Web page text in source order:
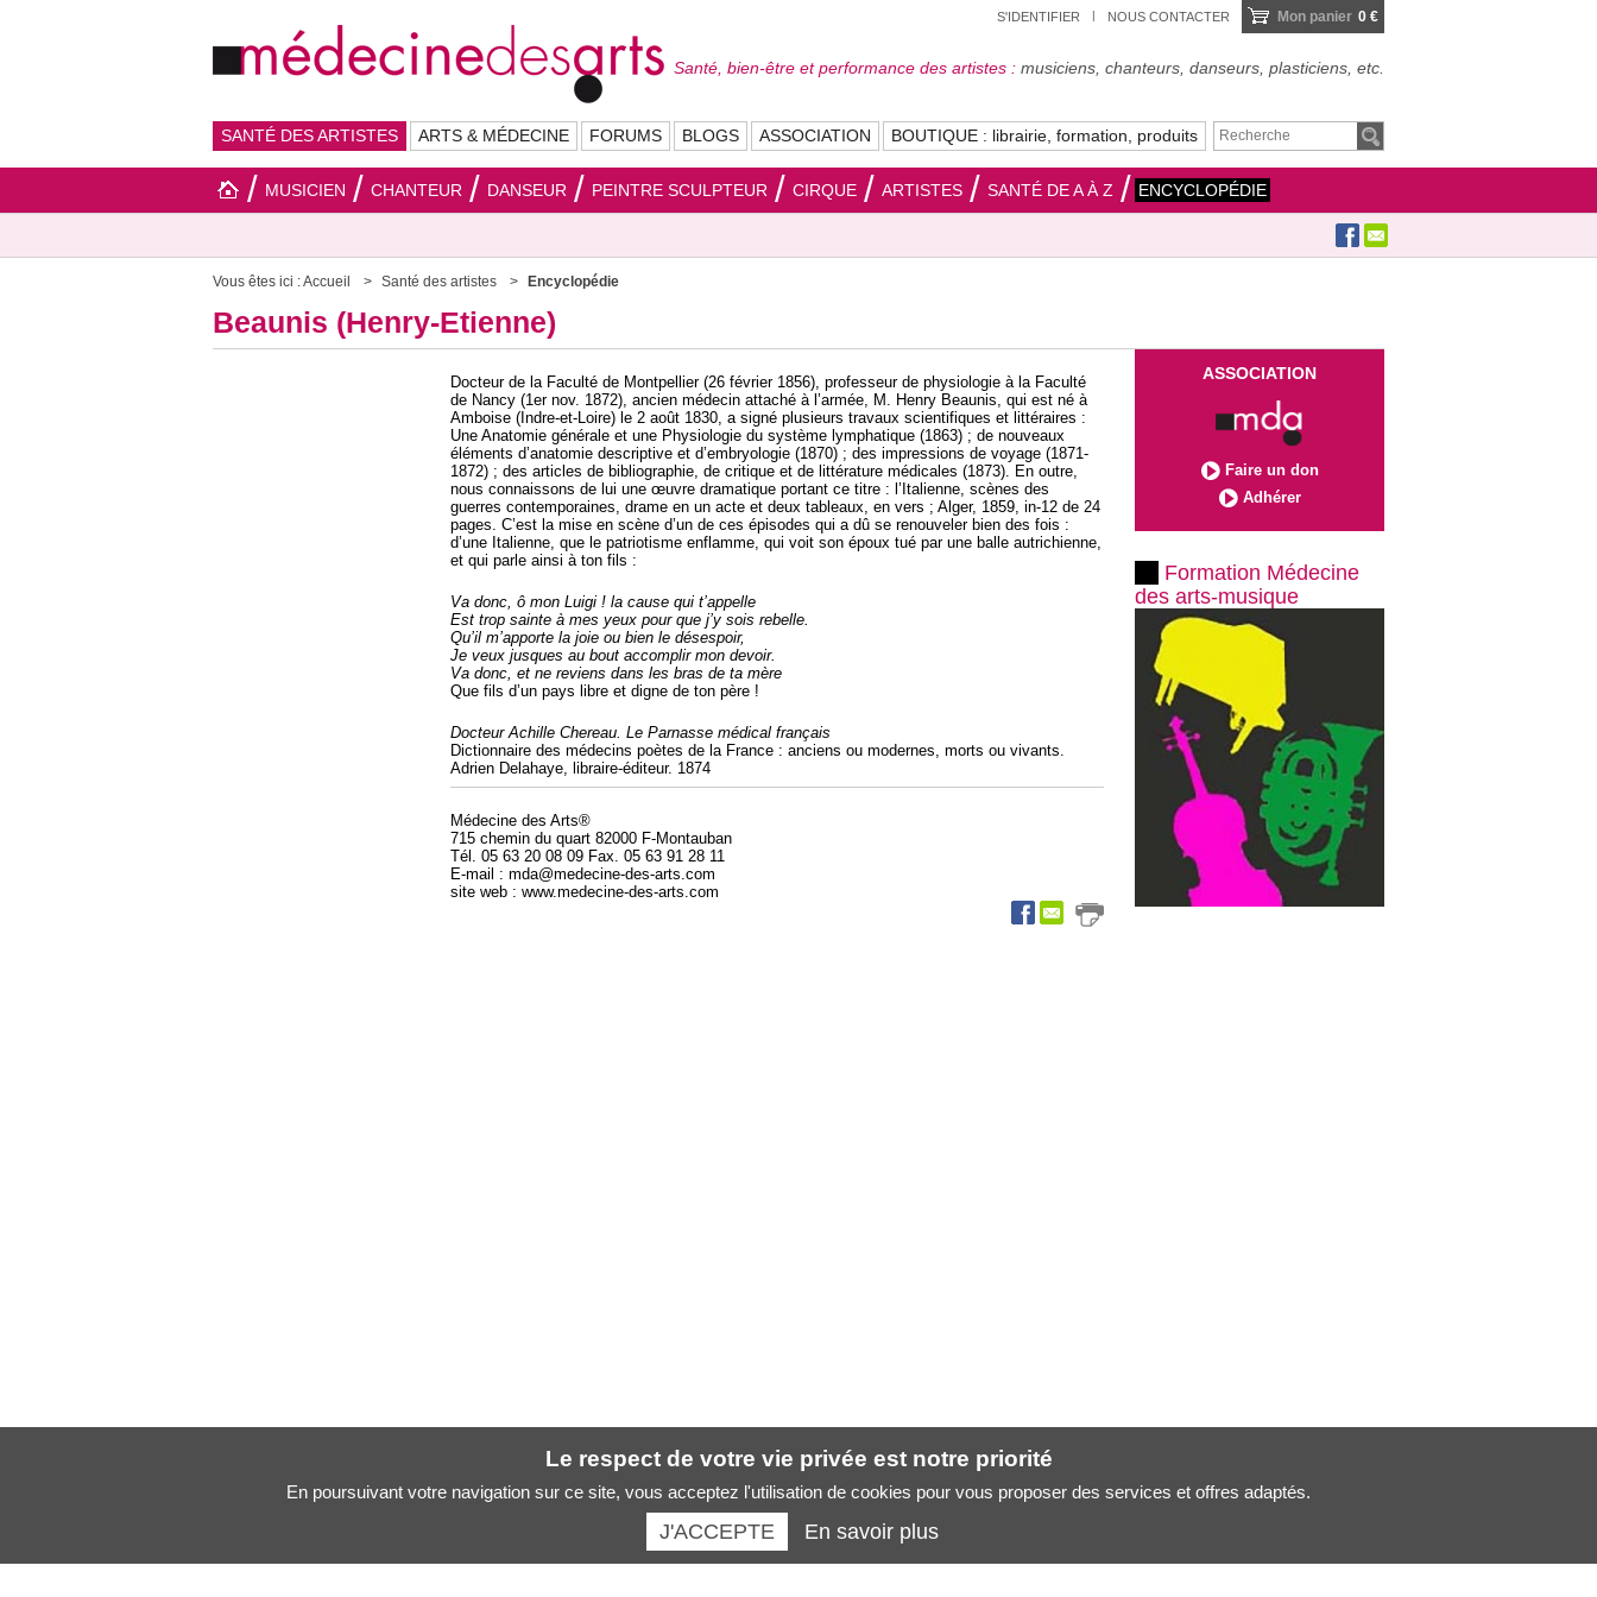
S'IDENTIFIER NOUS CONTACTER Mon panier 0 €
Santé, bien-être et performance des artistes : musiciens, chanteurs, danseurs, plasticiens, etc.
SANTÉ DES ARTISTES ARTS & MÉDECINE FORUMS BLOGS ASSOCIATION BOUTIQUE : librairie, formation, produits
MUSICIEN CHANTEUR DANSEUR PEINTRE SCULPTEUR CIRQUE ARTISTES SANTÉ DE A À Z ENCYCLOPÉDIE
Vous êtes ici :Accueil Santé des artistes Encyclopédie
Beaunis (Henry-Etienne)
Docteur de la Faculté de Montpellier (26 février 1856), professeur de physiologie à la Faculté
de Nancy (1er nov. 1872), ancien médecin attaché à l’armée, M. Henry Beaunis, qui est né à
Amboise (Indre-et-Loire) le 2 août 1830, a signé plusieurs travaux scientifiques et littéraires :
Une Anatomie générale et une Physiologie du système lymphatique (1863) ; de nouveaux
éléments d’anatomie descriptive et d’embryologie (1870) ; des impressions de voyage (1871-
1872) ; des articles de bibliographie, de critique et de littérature médicales (1873). En outre,
nous connaissons de lui une œuvre dramatique portant ce titre : l’Italienne, scènes des
guerres contemporaines, drame en un acte et deux tableaux, en vers ; Alger, 1859, in-12 de 24
pages. C’est la mise en scène d’un de ces épisodes qui a dû se renouveler bien des fois :
d’une Italienne, que le patriotisme enflamme, qui voit son époux tué par une balle autrichienne,
et qui parle ainsi à ton fils :
Va donc, ô mon Luigi ! la cause qui t’appelle
Est trop sainte à mes yeux pour que j’y sois rebelle.
Qu’il m’apporte la joie ou bien le désespoir,
Je veux jusques au bout accomplir mon devoir.
Va donc, et ne reviens dans les bras de ta mère
Que fils d’un pays libre et digne de ton père !
Docteur Achille Chereau. Le Parnasse médical français
Dictionnaire des médecins poètes de la France : anciens ou modernes, morts ou vivants.
Adrien Delahaye, libraire-éditeur. 1874
Médecine des Arts®
715 chemin du quart 82000 F-Montauban
Tél. 05 63 20 08 09 Fax. 05 63 91 28 11
E-mail : mda@medecine-des-arts.com
site web : www.medecine-des-arts.com
ASSOCIATION
Faire un don
Adhérer
Formation Médecine
des arts-musique
Le respect de votre vie privée est notre priorité
En poursuivant votre navigation sur ce site, vous acceptez l'utilisation de cookies pour vous proposer des services et offres adaptés.
J'ACCEPTE En savoir plus